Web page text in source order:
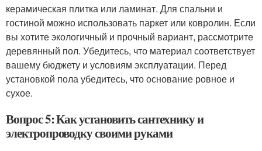
керамическая плитка или ламинат. Для спальни и
гостиной можно использовать паркет или ковролин. Если
вы хотите экологичный и прочный вариант, рассмотрите
деревянный пол. Убедитесь, что материал соответствует
вашему бюджету и условиям эксплуатации. Перед
установкой пола убедитесь, что основание ровное и
сухое.
Вопрос 5: Как установить сантехнику и
электропроводку своими руками